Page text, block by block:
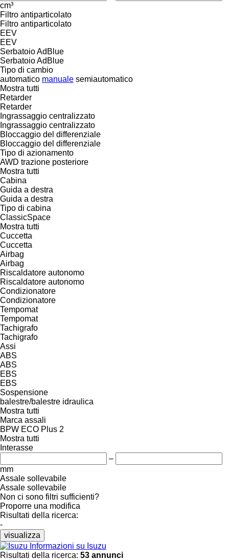
cm³
Filtro antiparticolato
Filtro antiparticolato
EEV
EEV
Serbatoio AdBlue
Serbatoio AdBlue
Tipo di cambio
automatico manuale semiautomatico
Mostra tutti
Retarder
Retarder
Ingrassaggio centralizzato
Ingrassaggio centralizzato
Bloccaggio del differenziale
Bloccaggio del differenziale
Tipo di azionamento
AWD trazione posteriore
Mostra tutti
Cabina
Guida a destra
Guida a destra
Tipo di cabina
ClassicSpace
Mostra tutti
Cuccetta
Cuccetta
Airbag
Airbag
Riscaldatore autonomo
Riscaldatore autonomo
Condizionatore
Condizionatore
Tempomat
Tempomat
Tachigrafo
Tachigrafo
Assi
ABS
ABS
EBS
EBS
Sospensione
balestre/balestre idraulica
Mostra tutti
Marca assali
BPW ECO Plus 2
Mostra tutti
Interasse
–
mm
Assale sollevabile
Assale sollevabile
Non ci sono filtri sufficienti?
Proporre una modifica
Risultati della ricerca:
-
visualizza
Informazioni su Isuzu
Risultati della ricerca: 53 annunci